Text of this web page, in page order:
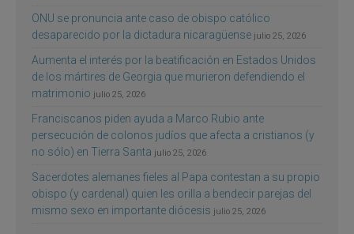
ONU se pronuncia ante caso de obispo católico
desaparecido por la dictadura nicaragüense julio 25, 2026
Aumenta el interés por la beatificación en Estados Unidos
de los mártires de Georgia que murieron defendiendo el
matrimonio julio 25, 2026
Franciscanos piden ayuda a Marco Rubio ante
persecución de colonos judíos que afecta a cristianos (y
no sólo) en Tierra Santa julio 25, 2026
Sacerdotes alemanes fieles al Papa contestan a su propio
obispo (y cardenal) quien les orilla a bendecir parejas del
mismo sexo en importante diócesis julio 25, 2026